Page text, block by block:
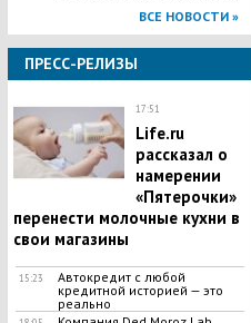
ВСЕ НОВОСТИ »
ПРЕСС-РЕЛИЗЫ
17:51
Life.ru
рассказал о
намерении
«Пятерочки»
перенести молочные кухни в
свои магазины
15:23
Автокредит с любой
кредитной историей — это
реально